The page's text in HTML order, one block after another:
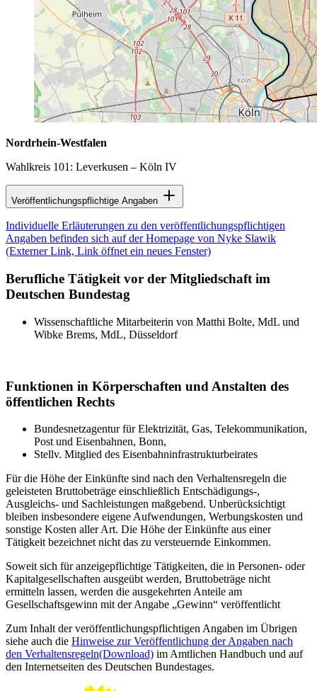
Nordrhein-Westfalen
Wahlkreis 101: Leverkusen – Köln IV
Veröffentlichungspflichtige Angaben
Individuelle Erläuterungen zu den veröffentlichungspflichtigen
Angaben befinden sich auf der Homepage von Nyke Slawik
(Externer Link, Link öffnet ein neues Fenster)
Berufliche Tätigkeit vor der Mitgliedschaft im
Deutschen Bundestag
Wissenschaftliche Mitarbeiterin von Matthi Bolte, MdL und
Wibke Brems, MdL, Düsseldorf
Funktionen in Körperschaften und Anstalten des
öffentlichen Rechts
Bundesnetzagentur für Elektrizität, Gas, Telekommunikation,
Post und Eisenbahnen, Bonn,
Stellv. Mitglied des Eisenbahninfrastrukturbeirates
Für die Höhe der Einkünfte sind nach den Verhaltensregeln die
geleisteten Bruttobeträge einschließlich Entschädigungs-,
Ausgleichs- und Sachleistungen maßgebend. Unberücksichtigt
bleiben insbesondere eigene Aufwendungen, Werbungskosten und
sonstige Kosten aller Art. Die Höhe der Einkünfte aus einer
Tätigkeit bezeichnet nicht das zu versteuernde Einkommen.
Soweit sich für anzeigepflichtige Tätigkeiten, die in Personen- oder
Kapitalgesellschaften ausgeübt werden, Bruttobeträge nicht
ermitteln lassen, werden die ausgekehrten Anteile am
Gesellschaftsgewinn mit der Angabe „Gewinn“ veröffentlicht
Zum Inhalt der veröffentlichungspflichtigen Angaben im Übrigen
siehe auch die Hinweise zur Veröffentlichung der Angaben nach
den Verhaltensregeln(Download) im Amtlichen Handbuch und auf
den Internetseiten des Deutschen Bundestages.